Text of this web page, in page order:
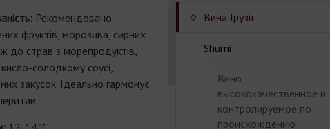
Рекомендовано
фруктів, морозива, сирних
до страв з морепродуктів,
солодкому соусі,
закусок. Ідеально гармонує
Шампанское Drappier
Шампанское Drappier
Шампанское серії Brut
Nature
JP. Chenet Sparkling
Серия JP. Chenet
Серия JP. Chenet Ice
Edition
Raventos i Blanc
Вина серии Raventos i
Blanc
Marcel Cabelier
Marcel Cabelier
Cremant
Ruggeri & C.S.p.a.
Вина Грузії
Shumi
Вино
высококачественное и
контролируемое по
происхождению